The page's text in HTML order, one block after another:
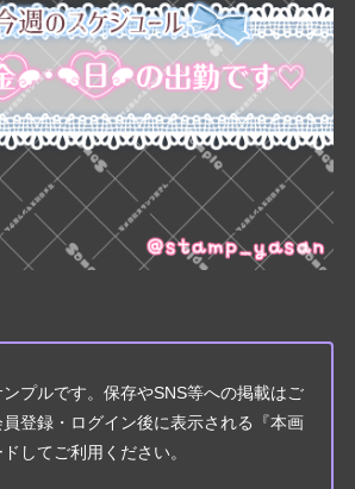
プルです。保存やSNS等への掲載はご
登録・ログイン後に表示される『本画
してご利用ください。